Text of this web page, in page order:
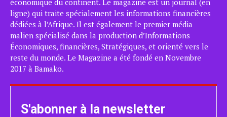
ligne) qui traite spécialement les informations financières
dédiées à l’Afrique. Il est également le premier média
malien spécialisé dans la production d’Informations
Économiques, financières, Stratégiques, et orienté vers le
reste du monde. Le Magazine a été fondé en Novembre
2017 à Bamako.
S'abonner à la newsletter